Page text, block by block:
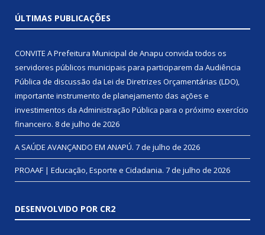
ÚLTIMAS PUBLICAÇÕES
CONVITE A Prefeitura Municipal de Anapu convida todos os
servidores públicos municipais para participarem da Audiência
Pública de discussão da Lei de Diretrizes Orçamentárias (LDO),
importante instrumento de planejamento das ações e
investimentos da Administração Pública para o próximo exercício
financeiro. 8 de julho de 2026
A SAÚDE AVANÇANDO EM ANAPÚ. 7 de julho de 2026
PROAAF | Educação, Esporte e Cidadania. 7 de julho de 2026
DESENVOLVIDO POR CR2